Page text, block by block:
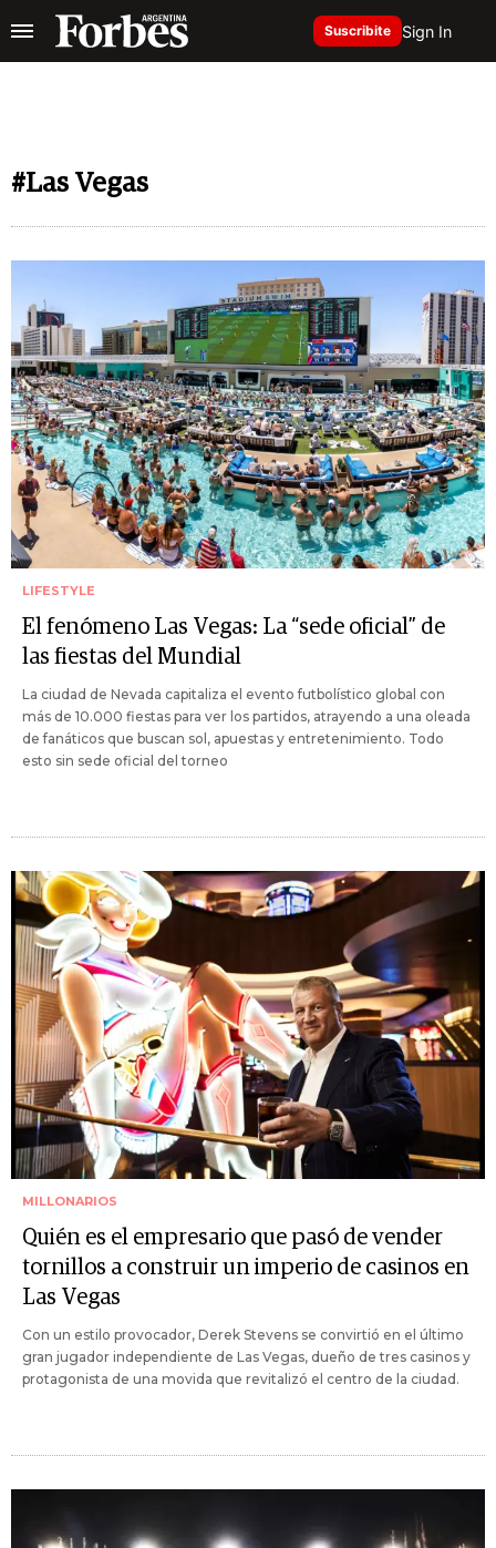
Suscribite Sign In
#Las Vegas
LIFESTYLE
El fenómeno Las Vegas: La “sede oficial” de
las fiestas del Mundial
La ciudad de Nevada capitaliza el evento futbolístico global con
más de 10.000 fiestas para ver los partidos, atrayendo a una oleada
de fanáticos que buscan sol, apuestas y entretenimiento. Todo
esto sin sede oficial del torneo
MILLONARIOS
Quién es el empresario que pasó de vender
tornillos a construir un imperio de casinos en
Las Vegas
Con un estilo provocador, Derek Stevens se convirtió en el último
gran jugador independiente de Las Vegas, dueño de tres casinos y
protagonista de una movida que revitalizó el centro de la ciudad.